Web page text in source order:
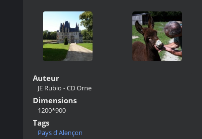
Auteur
JE Rubio - CD Orne
Dimensions
1200*900
Tags
Pays d'Alençon